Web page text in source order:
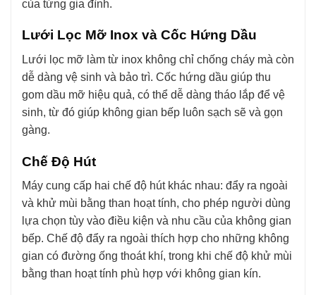
của từng gia đình.
Lưới Lọc Mỡ Inox và Cốc Hứng Dầu
Lưới lọc mỡ làm từ inox không chỉ chống cháy mà còn
dễ dàng vệ sinh và bảo trì. Cốc hứng dầu giúp thu
gom dầu mỡ hiệu quả, có thể dễ dàng tháo lắp để vệ
sinh, từ đó giúp không gian bếp luôn sạch sẽ và gọn
gàng.
Chế Độ Hút
Máy cung cấp hai chế độ hút khác nhau: đẩy ra ngoài
và khử mùi bằng than hoạt tính, cho phép người dùng
lựa chọn tùy vào điều kiện và nhu cầu của không gian
bếp. Chế độ đẩy ra ngoài thích hợp cho những không
gian có đường ống thoát khí, trong khi chế độ khử mùi
bằng than hoạt tính phù hợp với không gian kín.